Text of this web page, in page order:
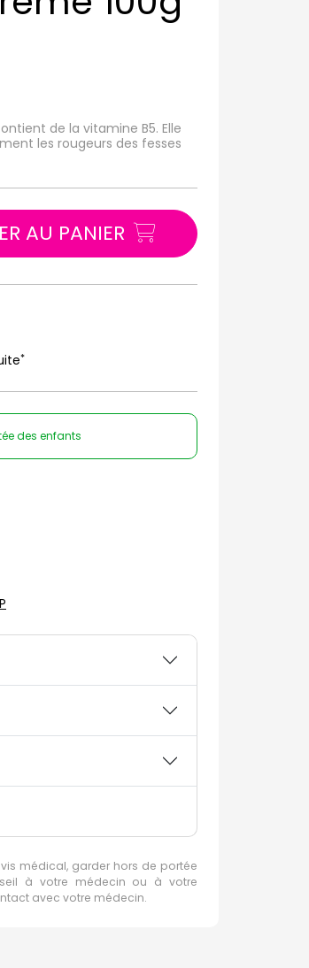
de la vitamine B5. Elle
les rougeurs des fesses
AU PANIER
*
des enfants
médical, garder hors de portée
à votre médecin ou à votre
avec votre médecin.